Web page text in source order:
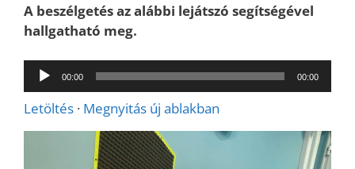
A beszélgetés az alábbi lejátszó segítségével
hallgatható meg.
Audió
lejátszó
00:00 00:00
Letöltés · Megnyitás új ablakban